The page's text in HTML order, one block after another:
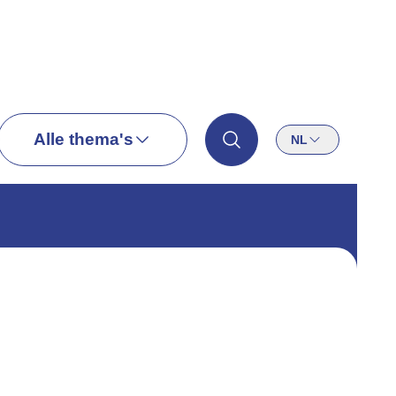
Alle thema's NL